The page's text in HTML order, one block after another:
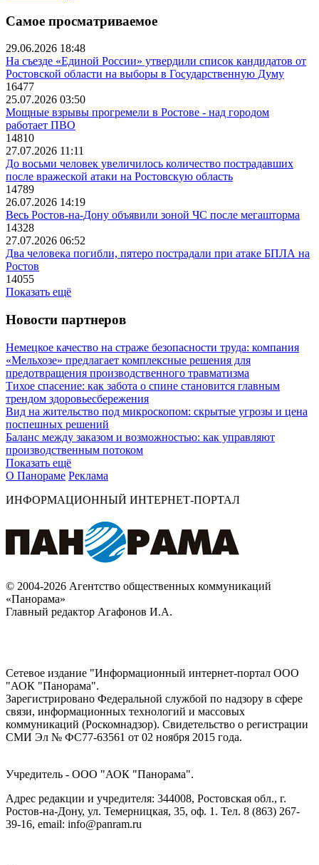
Самое просматриваемое
29.06.2026 18:48
На съезде «Единой России» утвердили список кандидатов от
Ростовской области на выборы в Государственную Думу
16477
25.07.2026 03:50
Мощные взрывы прогремели в Ростове - над городом
работает ПВО
14810
27.07.2026 11:11
До восьми человек увеличилось количество пострадавших
после вражеской атаки на Ростовскую область
14789
26.07.2026 14:19
Весь Ростов-на-Дону объявили зоной ЧС после мегашторма
14328
27.07.2026 06:52
Два человека погибли, пятеро пострадали при атаке БПЛА на
Ростов
14055
Показать ещё
Новости партнеров
Немецкое качество на страже безопасности труда: компания
«Мельхозе» предлагает комплексные решения для
предотвращения производственного травматизма
Тихое спасение: как забота о спине становится главным
трендом здоровьесбережения
Вид на жительство под микроскопом: скрытые угрозы и цена
поспешных решений
Баланс между заказом и возможностью: как управляют
производственным потоком
Показать ещё
О Панораме Реклама
ИНФОРМАЦИОННЫЙ ИНТЕРНЕТ-ПОРТАЛ
© 2004-2026 Агентство общественных коммуникаций
«Панорама»
Главный редактор Агафонов И.А.
Сетевое издание "Информационный интернет-портал ООО
"АОК "Панорама".
Зарегистрировано Федеральной службой по надзору в сфере
связи, информационных технологий и массовых
коммуникаций (Роскомнадзор). Cвидетельство о регистрации
СМИ Эл № ФС77-63561 от 02 ноября 2015 года.
Учредитель - ООО "АОК "Панорама".
Адрес редакции и учредителя: 344008, Ростовская обл., г.
Ростов-на-Дону, ул. Темерницкая, 35, оф. 1. Тел. 8 (863) 267-
39-16, email: info@panram.ru